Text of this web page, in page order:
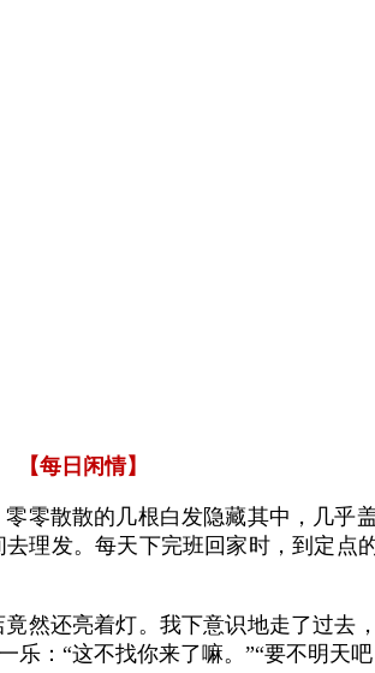
【每日闲情】
零散散的几根白发隐藏其中，几乎
理发。每天下完班回家时，到定点
然还亮着灯。我下意识地走了过去
：“这不找你来了嘛。”“要不明天